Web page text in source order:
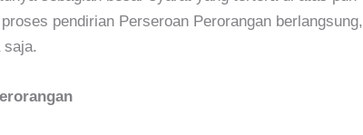
pendirian Perseroan Perorangan berlangsung,
saja.